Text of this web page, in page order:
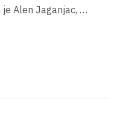
je Alen Jaganjac, …